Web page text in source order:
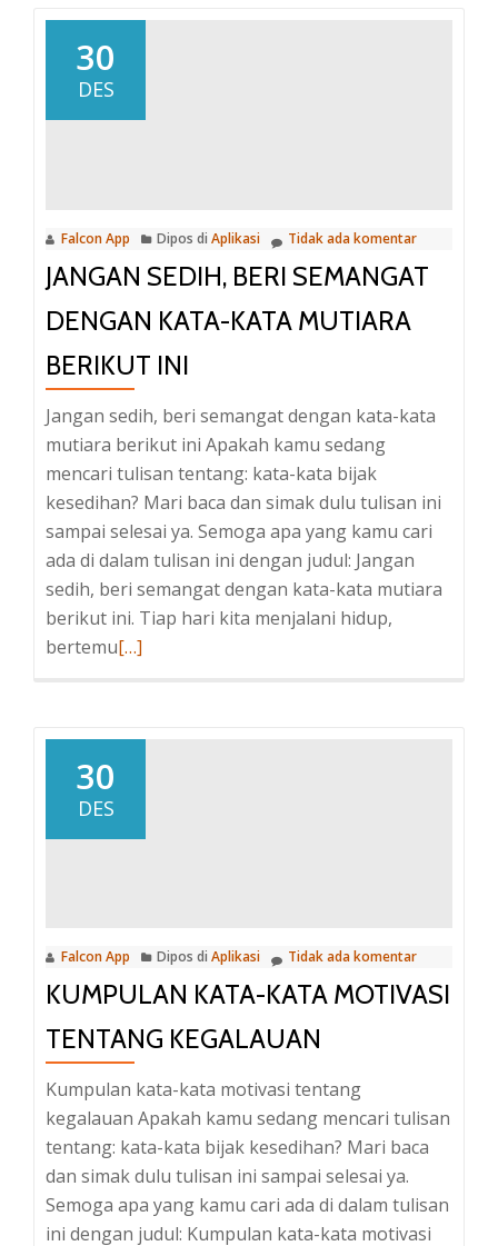
ini
30
DES
Falcon App Dipos di Aplikasi Tidak ada komentar
JANGAN SEDIH, BERI SEMANGAT
DENGAN KATA-KATA MUTIARA
BERIKUT INI
Jangan sedih, beri semangat dengan kata-kata
mutiara berikut ini Apakah kamu sedang
mencari tulisan tentang: kata-kata bijak
kesedihan? Mari baca dan simak dulu tulisan ini
sampai selesai ya. Semoga apa yang kamu cari
ada di dalam tulisan ini dengan judul: Jangan
sedih, beri semangat dengan kata-kata mutiara
berikut ini. Tiap hari kita menjalani hidup,
bertemuBaca
kata-
ini
[…]
30
DES
Falcon App Dipos di Aplikasi Tidak ada komentar
KUMPULAN KATA-KATA MOTIVASI
TENTANG KEGALAUAN
Kumpulan kata-kata motivasi tentang
kegalauan Apakah kamu sedang mencari tulisan
tentang: kata-kata bijak kesedihan? Mari baca
dan simak dulu tulisan ini sampai selesai ya.
Semoga apa yang kamu cari ada di dalam tulisan
ini dengan judul: Kumpulan kata-kata motivasi